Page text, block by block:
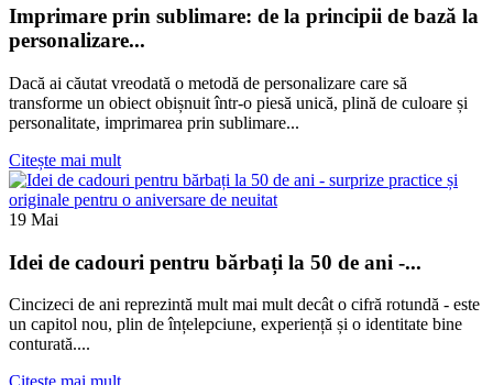
Imprimare prin sublimare: de la principii de bază la
personalizare...
Dacă ai căutat vreodată o metodă de personalizare care să
transforme un obiect obișnuit într-o piesă unică, plină de culoare și
personalitate, imprimarea prin sublimare...
Citește mai mult
19 Mai
Idei de cadouri pentru bărbați la 50 de ani -...
Cincizeci de ani reprezintă mult mai mult decât o cifră rotundă - este
un capitol nou, plin de înțelepciune, experiență și o identitate bine
conturată....